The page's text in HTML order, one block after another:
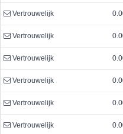
Vertrouwelijk
Vertrouwelijk
Vertrouwelijk
Vertrouwelijk
Vertrouwelijk
Vertrouwelijk